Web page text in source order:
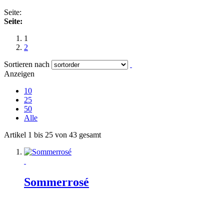
Seite:
Seite:
1
2
Sortieren nach
Anzeigen
10
25
50
Alle
Artikel 1 bis 25 von 43 gesamt
Sommerrosé